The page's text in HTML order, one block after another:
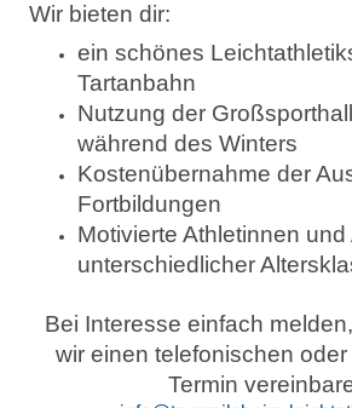
Wir bieten dir:
ein schönes
Tartanbahn
Nutzung der
während des Winters
Kostenübernahme der
Fortbildungen
Motivierte Athletinnen und
unterschiedlicher
Bei Interesse einfach
wir einen telefonischen
Termin